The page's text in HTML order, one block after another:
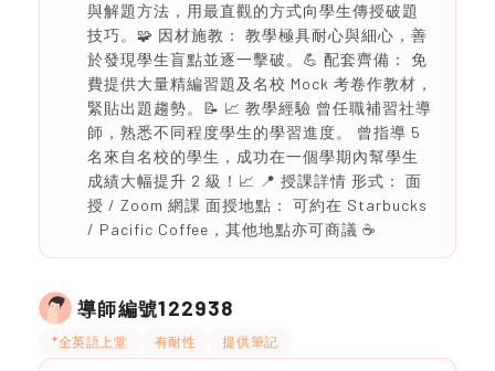
與解題方法，用最直觀的方式向學生傳授破題
技巧。🧩 因材施教： 教學極具耐心與細心，善
於發現學生盲點並逐一擊破。💪 配套齊備： 免
費提供大量精編習題及名校 Mock 考卷作教材，
緊貼出題趨勢。📝 📈 教學經驗 曾任職補習社導
師，熟悉不同程度學生的學習進度。 曾指導 5
名來自名校的學生，成功在一個學期內幫學生
成績大幅提升 2 級！📈 📍 授課詳情 形式： 面
授 / Zoom 網課 面授地點： 可約在 Starbucks
/ Pacific Coffee，其他地點亦可商議 ☕
導師編號122938
*全英語上堂 有耐性 提供筆記